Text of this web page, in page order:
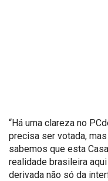
“Há uma clareza no
precisa ser votada,
sabemos que esta
realidade brasileira
derivada não só da